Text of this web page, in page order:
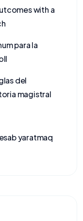
with a
para la
del
magistral
yaratmaq